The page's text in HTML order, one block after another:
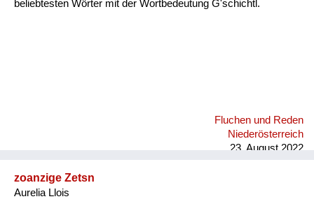
beliebtesten Wörter mit der Wortbedeutung G'schichtl.
Fluchen und Reden
Niederösterreich
23. August 2022
zoanzige Zetsn
Aurelia Llois